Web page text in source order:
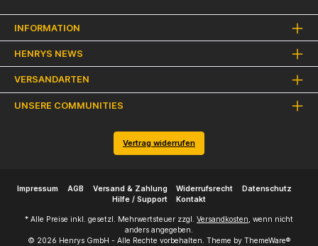
INFORMATION
HENRYS NEWS
VERSANDARTEN
UNSERE COMMUNITIES
Vertrag widerrufen
Impressum AGB Versand & Zahlung Widerrufsrecht
Datenschutz
Hilfe / Support
Kontakt
* Alle Preise inkl. gesetzl. Mehrwertsteuer zzgl. Versandkosten, wenn nicht
anders angegeben.
© 2026 Henrys GmbH - Alle Rechte vorbehalten. Theme by ThemeWare®